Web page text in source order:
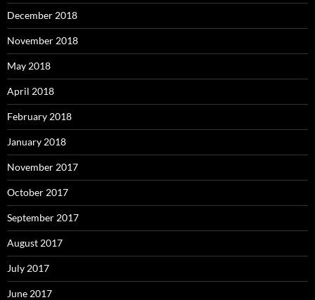
December 2018
November 2018
May 2018
April 2018
February 2018
January 2018
November 2017
October 2017
September 2017
August 2017
July 2017
June 2017